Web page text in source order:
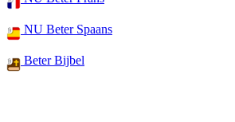
NU Beter Spaans
Beter Bijbel